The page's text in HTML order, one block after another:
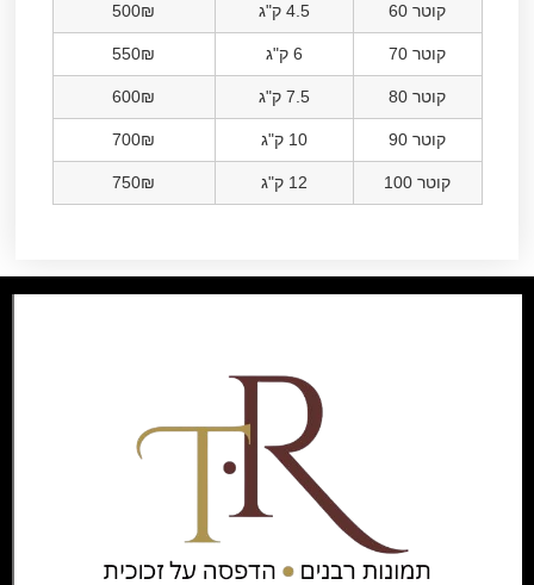
קוטר 60 4.5 ק"ג 500₪
קוטר 70 6 ק"ג 550₪
קוטר 80 7.5 ק"ג 600₪
קוטר 90 10 ק"ג 700₪
קוטר 100 12 ק"ג 750₪